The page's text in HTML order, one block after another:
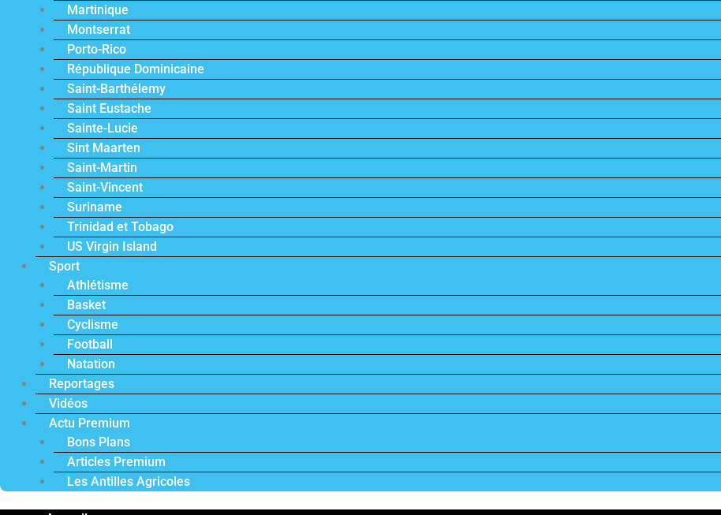
Martinique
Montserrat
Porto-Rico
République Dominicaine
Saint-Barthélemy
Saint Eustache
Sainte-Lucie
Sint Maarten
Saint-Martin
Saint-Vincent
Suriname
Trinidad et Tobago
US Virgin Island
Sport
Athlétisme
Basket
Cyclisme
Football
Natation
Reportages
Vidéos
Actu Premium
Bons Plans
Articles Premium
Les Antilles Agricoles